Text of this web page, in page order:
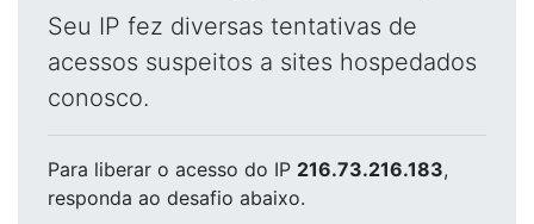
Seu IP fez diversas tentativas de
acessos suspeitos a sites hospedados
conosco.
Para liberar o acesso do IP 216.73.216.183,
responda ao desafio abaixo.